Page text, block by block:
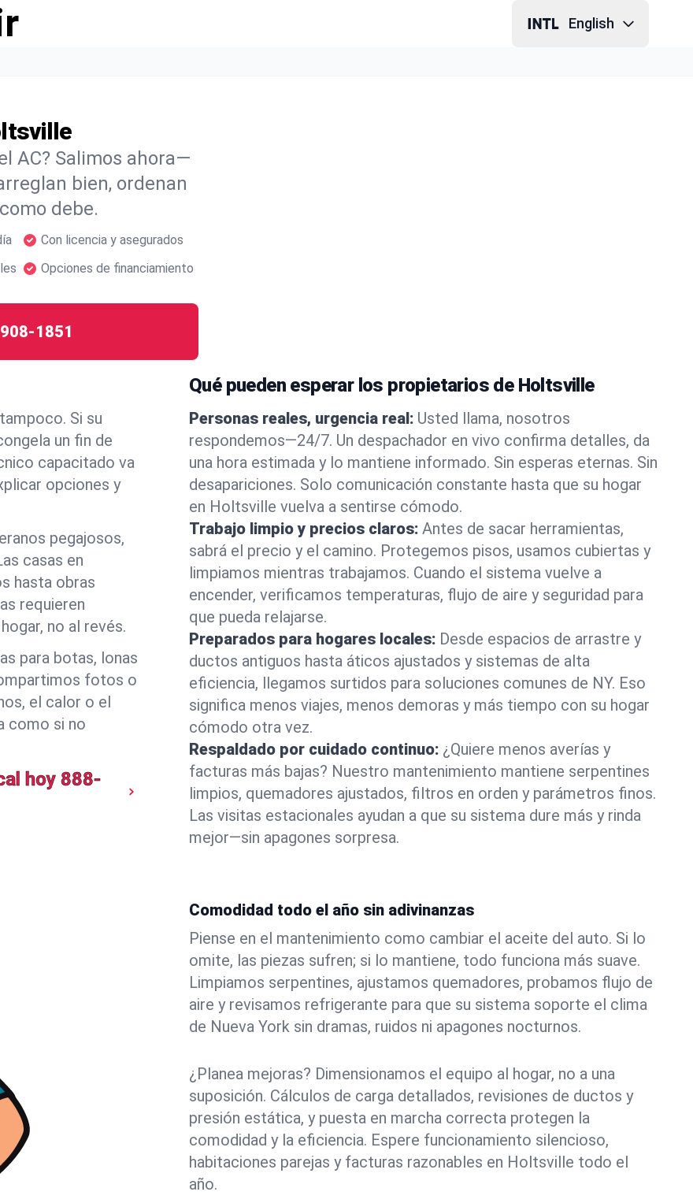
English
AC? Salimos ahora—
bien, ordenan
debe.
Con licencia y asegurados
Opciones de financiamiento
1851
Si su
un fin de
capacitado va
opciones y
pegajosos,
casas en
hasta obras
requieren
no al revés.
para botas, lonas
fotos o
el calor o el
como si no
hoy 888-
Qué pueden esperar los propietarios de Holtsville
Personas reales, urgencia real: Usted llama, nosotros
respondemos—24/7. Un despachador en vivo confirma detalles, da
una hora estimada y lo mantiene informado. Sin esperas eternas. Sin
desapariciones. Solo comunicación constante hasta que su hogar
en Holtsville vuelva a sentirse cómodo.
Trabajo limpio y precios claros: Antes de sacar herramientas,
sabrá el precio y el camino. Protegemos pisos, usamos cubiertas y
limpiamos mientras trabajamos. Cuando el sistema vuelve a
encender, verificamos temperaturas, flujo de aire y seguridad para
que pueda relajarse.
Preparados para hogares locales: Desde espacios de arrastre y
ductos antiguos hasta áticos ajustados y sistemas de alta
eficiencia, llegamos surtidos para soluciones comunes de NY. Eso
significa menos viajes, menos demoras y más tiempo con su hogar
cómodo otra vez.
Respaldado por cuidado continuo: ¿Quiere menos averías y
facturas más bajas? Nuestro mantenimiento mantiene serpentines
limpios, quemadores ajustados, filtros en orden y parámetros finos.
Las visitas estacionales ayudan a que su sistema dure más y rinda
mejor—sin apagones sorpresa.
Comodidad todo el año sin adivinanzas
Piense en el mantenimiento como cambiar el aceite del auto. Si lo
omite, las piezas sufren; si lo mantiene, todo funciona más suave.
Limpiamos serpentines, ajustamos quemadores, probamos flujo de
aire y revisamos refrigerante para que su sistema soporte el clima
de Nueva York sin dramas, ruidos ni apagones nocturnos.
¿Planea mejoras? Dimensionamos el equipo al hogar, no a una
suposición. Cálculos de carga detallados, revisiones de ductos y
presión estática, y puesta en marcha correcta protegen la
comodidad y la eficiencia. Espere funcionamiento silencioso,
habitaciones parejas y facturas razonables en Holtsville todo el
año.